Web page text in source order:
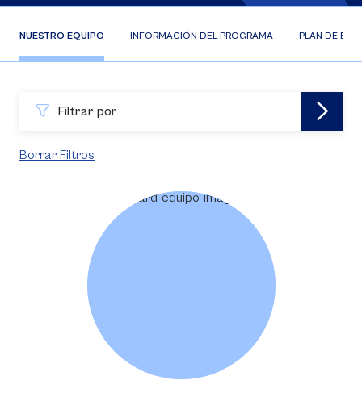
NUESTRO EQUIPO INFORMACIÓN DEL PROGRAMA PLAN DE
Filtrar por
Borrar Filtros